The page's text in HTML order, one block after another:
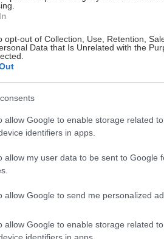
opt-out of Collection, Use, Retention,
Data that Is Unrelated with the
allow Google to enable storage related
identifiers in apps.
allow my user data to be sent to Google
allow Google to send me personalized
allow Google to enable storage related
identifiers in apps.
αλήθεια πως έχουμε μια
τα τελευταία χρόνια μας
να μας συντροφεύουν.
χαρά μας λοιπόν να
που θα
για μια νέα συγγραφέα η
βραβείο «Μένη